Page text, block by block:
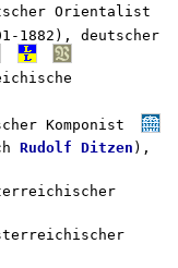
Orientalist
1882), deutscher
Komponist
Rudolf Ditzen ),